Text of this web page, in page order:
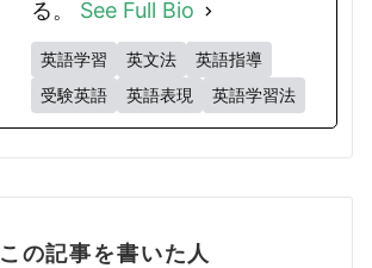
る。 See Full Bio
英語学習 英文法
英語指導
受験英語
英語表現 英語学習法
この記事を書いた人